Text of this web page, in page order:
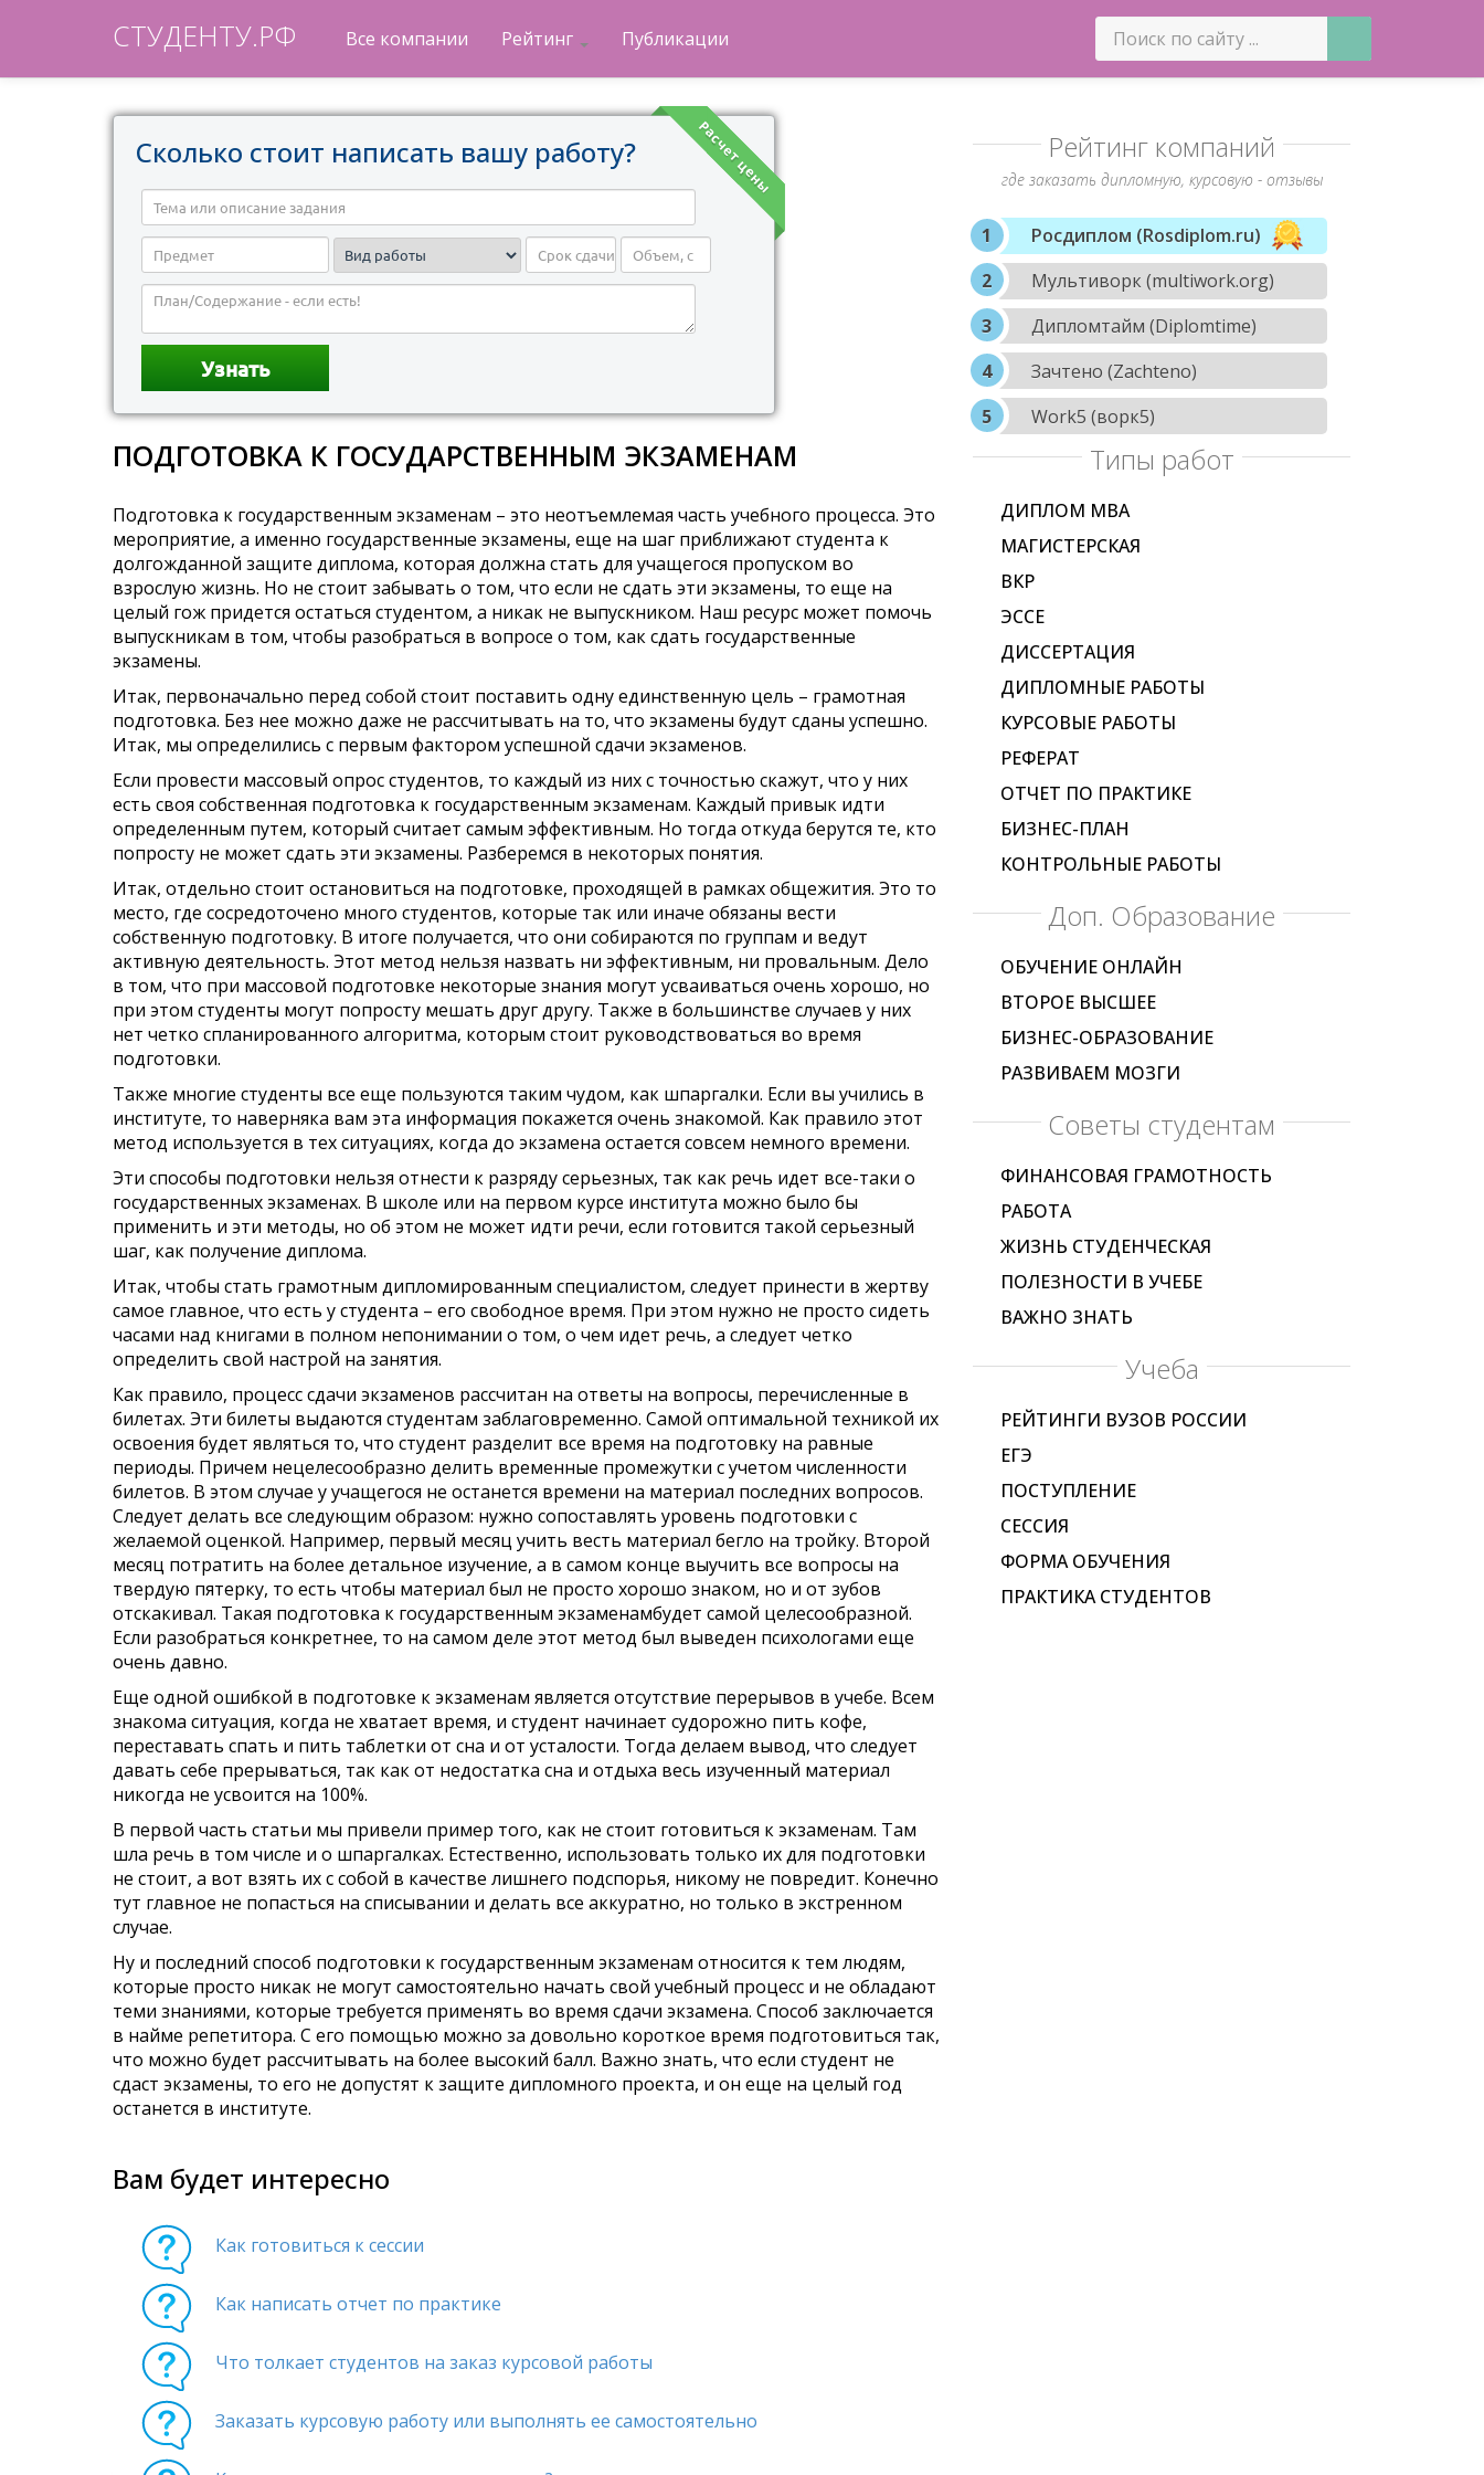
СТУДЕНТУ.РФ Все компании Рейтинг Публикации
Расчет цены
Сколько стоит написать вашу работу?
ПОДГОТОВКА К ГОСУДАРСТВЕННЫМ ЭКЗАМЕНАМ
Подготовка к государственным экзаменам – это неотъемлемая часть учебного процесса. Это
мероприятие, а именно государственные экзамены, еще на шаг приближают студента к
долгожданной защите диплома, которая должна стать для учащегося пропуском во
взрослую жизнь. Но не стоит забывать о том, что если не сдать эти экзамены, то еще на
целый гож придется остаться студентом, а никак не выпускником. Наш ресурс может помочь
выпускникам в том, чтобы разобраться в вопросе о том, как сдать государственные
экзамены.
Итак, первоначально перед собой стоит поставить одну единственную цель – грамотная
подготовка. Без нее можно даже не рассчитывать на то, что экзамены будут сданы успешно.
Итак, мы определились с первым фактором успешной сдачи экзаменов.
Если провести массовый опрос студентов, то каждый из них с точностью скажут, что у них
есть своя собственная подготовка к государственным экзаменам. Каждый привык идти
определенным путем, который считает самым эффективным. Но тогда откуда берутся те, кто
попросту не может сдать эти экзамены. Разберемся в некоторых понятия.
Итак, отдельно стоит остановиться на подготовке, проходящей в рамках общежития. Это то
место, где сосредоточено много студентов, которые так или иначе обязаны вести
собственную подготовку. В итоге получается, что они собираются по группам и ведут
активную деятельность. Этот метод нельзя назвать ни эффективным, ни провальным. Дело
в том, что при массовой подготовке некоторые знания могут усваиваться очень хорошо, но
при этом студенты могут попросту мешать друг другу. Также в большинстве случаев у них
нет четко спланированного алгоритма, которым стоит руководствоваться во время
подготовки.
Также многие студенты все еще пользуются таким чудом, как шпаргалки. Если вы учились в
институте, то наверняка вам эта информация покажется очень знакомой. Как правило этот
метод используется в тех ситуациях, когда до экзамена остается совсем немного времени.
Эти способы подготовки нельзя отнести к разряду серьезных, так как речь идет все-таки о
государственных экзаменах. В школе или на первом курсе института можно было бы
применить и эти методы, но об этом не может идти речи, если готовится такой серьезный
шаг, как получение диплома.
Итак, чтобы стать грамотным дипломированным специалистом, следует принести в жертву
самое главное, что есть у студента – его свободное время. При этом нужно не просто сидеть
часами над книгами в полном непонимании о том, о чем идет речь, а следует четко
определить свой настрой на занятия.
Как правило, процесс сдачи экзаменов рассчитан на ответы на вопросы, перечисленные в
билетах. Эти билеты выдаются студентам заблаговременно. Самой оптимальной техникой их
освоения будет являться то, что студент разделит все время на подготовку на равные
периоды. Причем нецелесообразно делить временные промежутки с учетом численности
билетов. В этом случае у учащегося не останется времени на материал последних вопросов.
Следует делать все следующим образом: нужно сопоставлять уровень подготовки с
желаемой оценкой. Например, первый месяц учить весть материал бегло на тройку. Второй
месяц потратить на более детальное изучение, а в самом конце выучить все вопросы на
твердую пятерку, то есть чтобы материал был не просто хорошо знаком, но и от зубов
отскакивал. Такая подготовка к государственным экзаменамбудет самой целесообразной.
Если разобраться конкретнее, то на самом деле этот метод был выведен психологами еще
очень давно.
Еще одной ошибкой в подготовке к экзаменам является отсутствие перерывов в учебе. Всем
знакома ситуация, когда не хватает время, и студент начинает судорожно пить кофе,
переставать спать и пить таблетки от сна и от усталости. Тогда делаем вывод, что следует
давать себе прерываться, так как от недостатка сна и отдыха весь изученный материал
никогда не усвоится на 100%.
В первой часть статьи мы привели пример того, как не стоит готовиться к экзаменам. Там
шла речь в том числе и о шпаргалках. Естественно, использовать только их для подготовки
не стоит, а вот взять их с собой в качестве лишнего подспорья, никому не повредит. Конечно
тут главное не попасться на списывании и делать все аккуратно, но только в экстренном
случае.
Ну и последний способ подготовки к государственным экзаменам относится к тем людям,
которые просто никак не могут самостоятельно начать свой учебный процесс и не обладают
теми знаниями, которые требуется применять во время сдачи экзамена. Способ заключается
в найме репетитора. С его помощью можно за довольно короткое время подготовиться так,
что можно будет рассчитывать на более высокий балл. Важно знать, что если студент не
сдаст экзамены, то его не допустят к защите дипломного проекта, и он еще на целый год
останется в институте.
Вам будет интересно
Как готовиться к сессии
Как написать отчет по практике
Что толкает студентов на заказ курсовой работы
Заказать курсовую работу или выполнять ее самостоятельно
Рейтинг компаний
где заказать дипломную, курсовую - отзывы
Росдиплом (Rosdiplom.ru)
Мультиворк (multiwork.org)
Дипломтайм (Diplomtime)
Зачтено (Zachteno)
Work5 (ворк5)
Типы работ
ДИПЛОМ МВА
МАГИСТЕРСКАЯ
ВКР
ЭССЕ
ДИССЕРТАЦИЯ
ДИПЛОМНЫЕ РАБОТЫ
КУРСОВЫЕ РАБОТЫ
РЕФЕРАТ
ОТЧЕТ ПО ПРАКТИКЕ
БИЗНЕС-ПЛАН
КОНТРОЛЬНЫЕ РАБОТЫ
Доп. Образование
ОБУЧЕНИЕ ОНЛАЙН
ВТОРОЕ ВЫСШЕЕ
БИЗНЕС-ОБРАЗОВАНИЕ
РАЗВИВАЕМ МОЗГИ
Советы студентам
ФИНАНСОВАЯ ГРАМОТНОСТЬ
РАБОТА
ЖИЗНЬ СТУДЕНЧЕСКАЯ
ПОЛЕЗНОСТИ В УЧЕБЕ
ВАЖНО ЗНАТЬ
Учеба
РЕЙТИНГИ ВУЗОВ РОССИИ
ЕГЭ
ПОСТУПЛЕНИЕ
СЕССИЯ
ФОРМА ОБУЧЕНИЯ
ПРАКТИКА СТУДЕНТОВ